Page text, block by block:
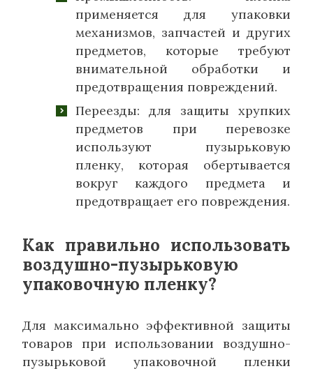
применяется для упаковки
механизмов, запчастей и других
предметов, которые требуют
внимательной обработки и
предотвращения повреждений.
Переезды: для защиты хрупких
предметов при перевозке
используют пузырьковую
пленку, которая обертывается
вокруг каждого предмета и
предотвращает его повреждения.
Как правильно использовать
воздушно-пузырьковую
упаковочную пленку?
Для максимально эффективной защиты
товаров при использовании воздушно-
пузырьковой упаковочной пленки